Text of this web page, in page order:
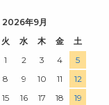
2026年9月
火 水 木 金
土
1
2 3 4
5
8 9 10 11
12
15 16 17 18
19